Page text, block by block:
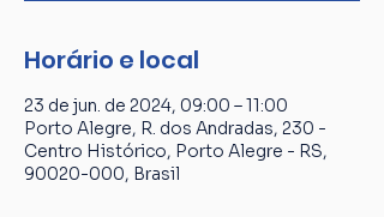
Horário e local
23 de jun. de 2024, 09:00 – 11:00
Porto Alegre, R. dos Andradas, 230 -
Centro Histórico, Porto Alegre - RS,
90020-000, Brasil